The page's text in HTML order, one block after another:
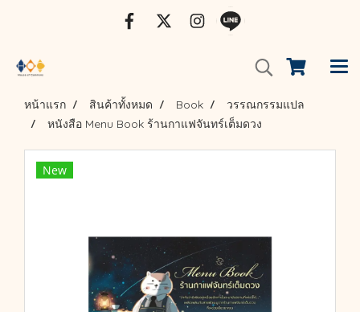
หน้าแรก สินค้าทั้งหมด Book
วรรณกรรมแปล
หนังสือ Menu Book ร้านกาแฟจันทร์เต็มดวง
New